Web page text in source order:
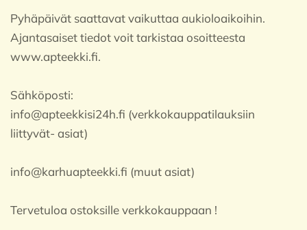
Pyhäpäivät saattavat vaikuttaa aukioloaikoihin.
Ajantasaiset tiedot voit tarkistaa osoitteesta
www.apteekki.fi.
Sähköposti:
info@apteekkisi24h.fi (verkkokauppatilauksiin
liittyvät- asiat)
info@karhuapteekki.fi (muut asiat)
Tervetuloa ostoksille verkkokauppaan !